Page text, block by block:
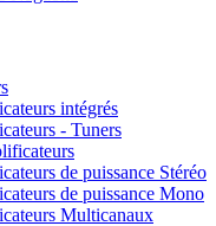
intégrés
- Tuners
de puissance Stéréo
de puissance Mono
Multicanaux